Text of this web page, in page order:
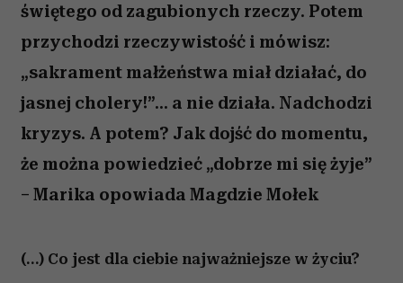
świętego od zagubionych rzeczy. Potem
przychodzi rzeczywistość i mówisz:
„sakrament małżeństwa miał działać, do
jasnej cholery!”... a nie działa. Nadchodzi
kryzys. A potem? Jak dojść do momentu,
że można powiedzieć „dobrze mi się żyje”
– Marika opowiada Magdzie Mołek
(…) Co jest dla ciebie najważniejsze w życiu?